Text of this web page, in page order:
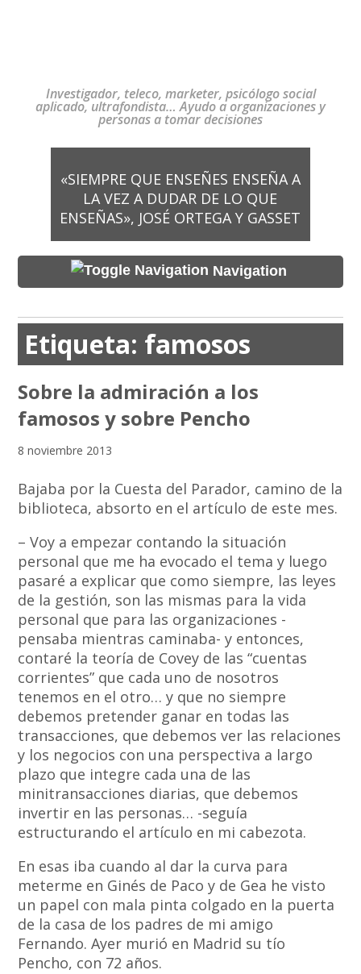
Investigador, teleco, marketer, psicólogo social
aplicado, ultrafondista… Ayudo a organizaciones y
personas a tomar decisiones
«SIEMPRE QUE ENSEÑES ENSEÑA A
LA VEZ A DUDAR DE LO QUE
ENSEÑAS», JOSÉ ORTEGA Y GASSET
Navigation
Etiqueta: famosos
Sobre la admiración a los
famosos y sobre Pencho
8 noviembre 2013
Bajaba por la Cuesta del Parador, camino de la
biblioteca, absorto en el artículo de este mes.
– Voy a empezar contando la situación
personal que me ha evocado el tema y luego
pasaré a explicar que como siempre, las leyes
de la gestión, son las mismas para la vida
personal que para las organizaciones -
pensaba mientras caminaba- y entonces,
contaré la teoría de Covey de las “cuentas
corrientes” que cada uno de nosotros
tenemos en el otro… y que no siempre
debemos pretender ganar en todas las
transacciones, que debemos ver las relaciones
y los negocios con una perspectiva a largo
plazo que integre cada una de las
minitransacciones diarias, que debemos
invertir en las personas… -seguía
estructurando el artículo en mi cabezota.
En esas iba cuando al dar la curva para
meterme en Ginés de Paco y de Gea he visto
un papel con mala pinta colgado en la puerta
de la casa de los padres de mi amigo
Fernando. Ayer murió en Madrid su tío
Pencho, con 72 años.